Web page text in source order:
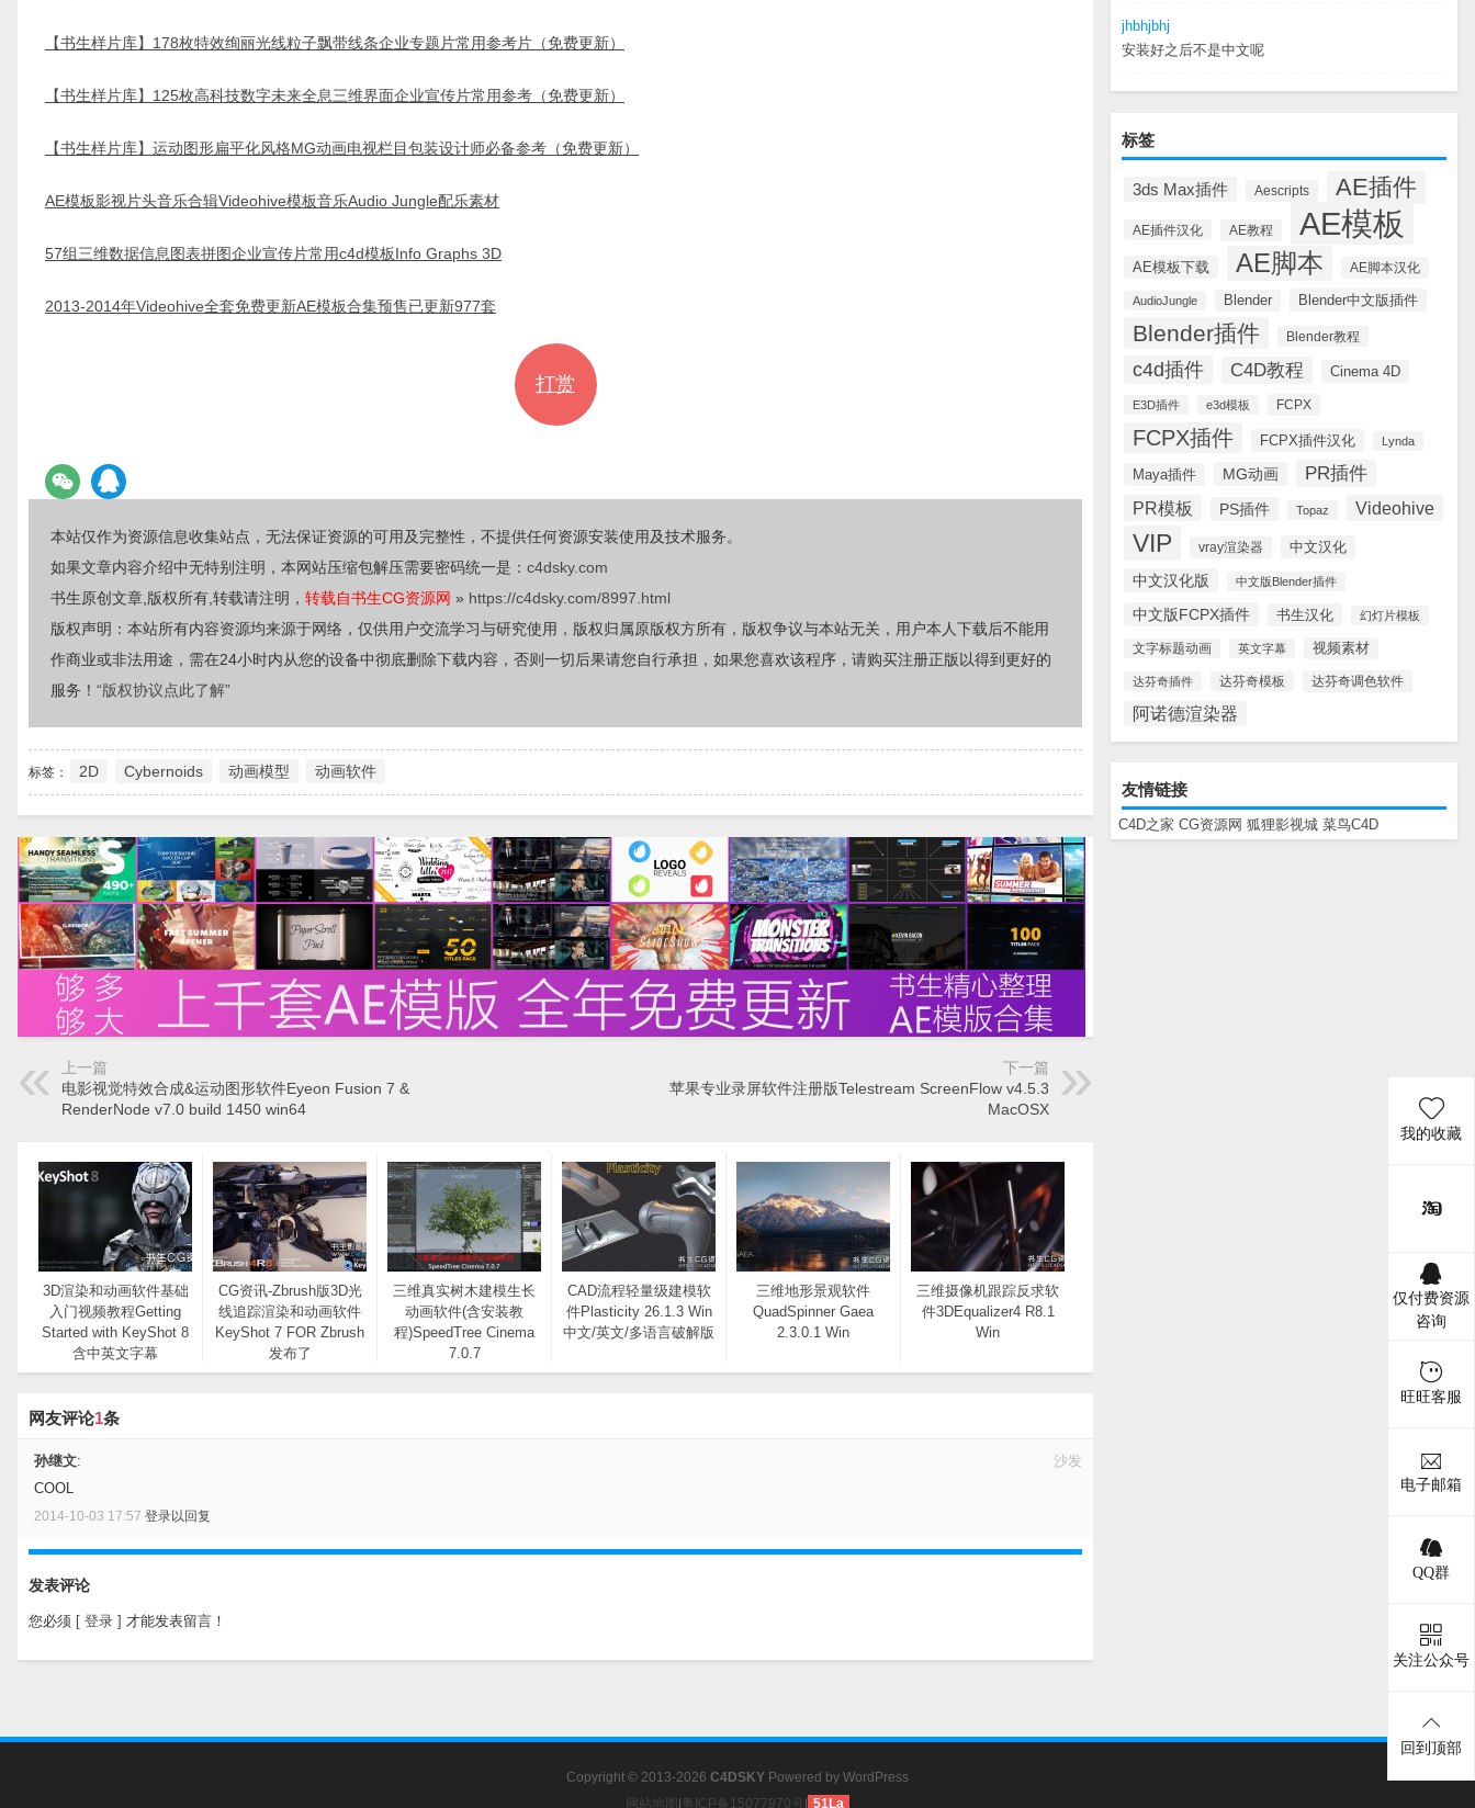
jhbhjbhj
安装好之后不是中文呢
标签
3ds Max插件 Aescripts AE插件
AE插件汉化 AE教程 AE模板
AE模板下载 AE脚本 AE脚本汉化
AudioJungle Blender Blender中文版插件
Blender插件 Blender教程
c4d插件 C4D教程 Cinema 4D
E3D插件 e3d模板 FCPX
FCPX插件 FCPX插件汉化 Lynda
Maya插件 MG动画 PR插件
PR模板 PS插件 Topaz Videohive
VIP vray渲染器 中文汉化
中文汉化版 中文版Blender插件
中文版FCPX插件 书生汉化 幻灯片模板
文字标题动画 英文字幕 视频素材
达芬奇插件 达芬奇模板 达芬奇调色软件
阿诺德渲染器
友情链接
C4D之家 CG资源网 狐狸影视城 菜鸟C4D
【书生样片库】178枚特效绚丽光线粒子飘带线条企业专题片常用参考片（免费更新）
【书生样片库】125枚高科技数字未来全息三维界面企业宣传片常用参考（免费更新）
【书生样片库】运动图形扁平化风格MG动画电视栏目包装设计师必备参考（免费更新）
AE模板影视片头音乐合辑Videohive模板音乐Audio Jungle配乐素材
57组三维数据信息图表拼图企业宣传片常用c4d模板Info Graphs 3D
2013-2014年Videohive全套免费更新AE模板合集预售已更新977套
打赏
本站仅作为资源信息收集站点，无法保证资源的可用及完整性，不提供任何资源安装使用及技术服务。
如果文章内容介绍中无特别注明，本网站压缩包解压需要密码统一是： c4dsky.com
书生原创文章,版权所有,转载请注明， 转载自书生CG资源网 » https://c4dsky.com/8997.html
版权声明：本站所有内容资源均来源于网络，仅供用户交流学习与研究使用，版权归属原版权方所有，版权争议与本站无关，用户本人下载后不能用
作商业或非法用途，需在24小时内从您的设备中彻底删除下载内容，否则一切后果请您自行承担，如果您喜欢该程序，请购买注册正版以得到更好的
服务！ “版权协议点此了解”
标签： 2D Cybernoids 动画模型 动画软件
上一篇
电影视觉特效合成&运动图形软件Eyeon Fusion 7 &
RenderNode v7.0 build 1450 win64
下一篇
苹果专业录屏软件注册版Telestream ScreenFlow v4.5.3
MacOSX
3D渲染和动画软件基础
入门视频教程Getting
Started with KeyShot 8
含中英文字幕
CG资讯-Zbrush版3D光
线追踪渲染和动画软件
KeyShot 7 FOR Zbrush
发布了
三维真实树木建模生长
动画软件(含安装教
程)SpeedTree Cinema
7.0.7
CAD流程轻量级建模软
件Plasticity 26.1.3 Win
中文/英文/多语言破解版
三维地形景观软件
QuadSpinner Gaea
2.3.0.1 Win
三维摄像机跟踪反求软
件3DEqualizer4 R8.1
Win
网友评论1条
沙发
孙继文:
COOL
2014-10-03 17:57 登录以回复
发表评论
您必须 [ 登录 ] 才能发表留言！
我的收藏
仅付费资源
咨询
旺旺客服
电子邮箱
QQ群
关注公众号
回到顶部
Copyright © 2013-2026 C4DSKY Powered by WordPress
网站地图 | 粤ICP备15077970号 | 51La